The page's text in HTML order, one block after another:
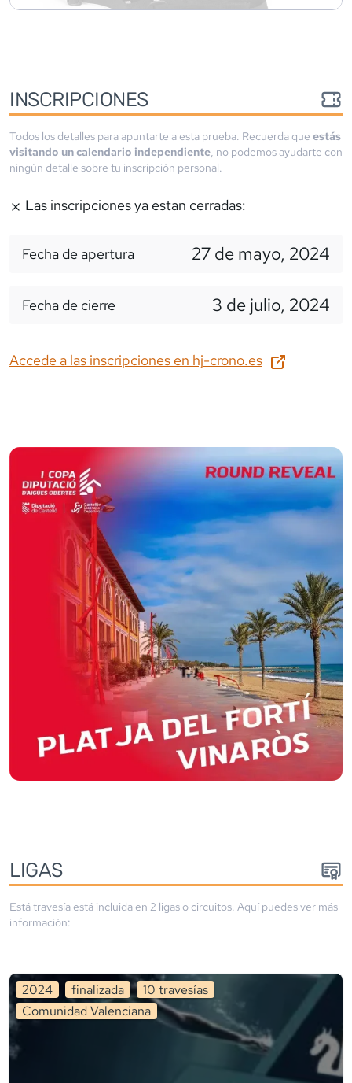
INSCRIPCIONES
Todos los detalles para apuntarte a esta prueba. Recuerda que estás
visitando un calendario independiente, no podemos ayudarte con
ningún detalle sobre tu inscripción personal.
Las inscripciones ya estan cerradas:
Fecha de apertura 27 de mayo, 2024
Fecha de cierre 3 de julio, 2024
Accede a las inscripciones en hj-crono.es
LIGAS
Está travesía está incluida en 2 ligas o circuitos. Aquí puedes ver más
información:
2024 finalizada 10 travesías
Comunidad Valenciana